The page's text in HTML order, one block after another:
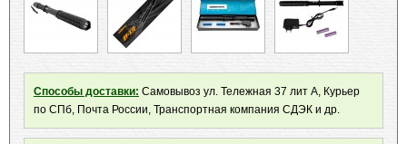
Способы доставки: Самовывоз ул. Тележная 37 лит А, Курьер
по СПб, Почта России, Транспортная компания СДЭК и др.